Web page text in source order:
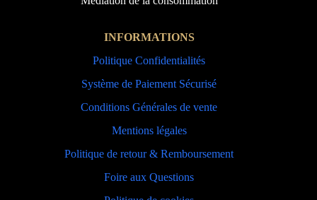
INFORMATIONS
Politique Confidentialités
Système de Paiement Sécurisé
Conditions Générales de vente
Mentions légales
Politique de retour & Remboursement
Foire aux Questions